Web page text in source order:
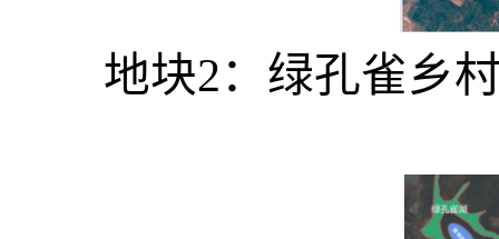
地块2：绿孔雀乡